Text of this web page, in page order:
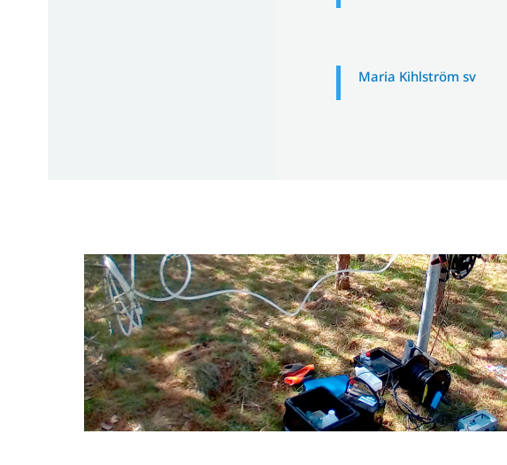
Maria Kihlström sv